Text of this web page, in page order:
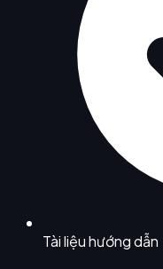
Tài liệu hướng dẫn